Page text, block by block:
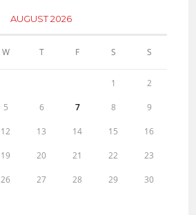
AUGUST 2026
W T F S S
1 2
5 6 7 8 9
12 13 14 15 16
19 20 21 22 23
26 27 28 29 30